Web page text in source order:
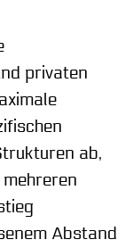
privaten
ab,
Abstand